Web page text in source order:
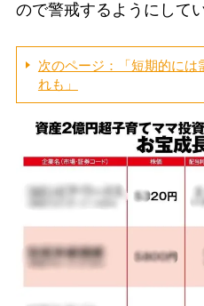
ので警戒するようにして
次のページ：「短期的には
れも」